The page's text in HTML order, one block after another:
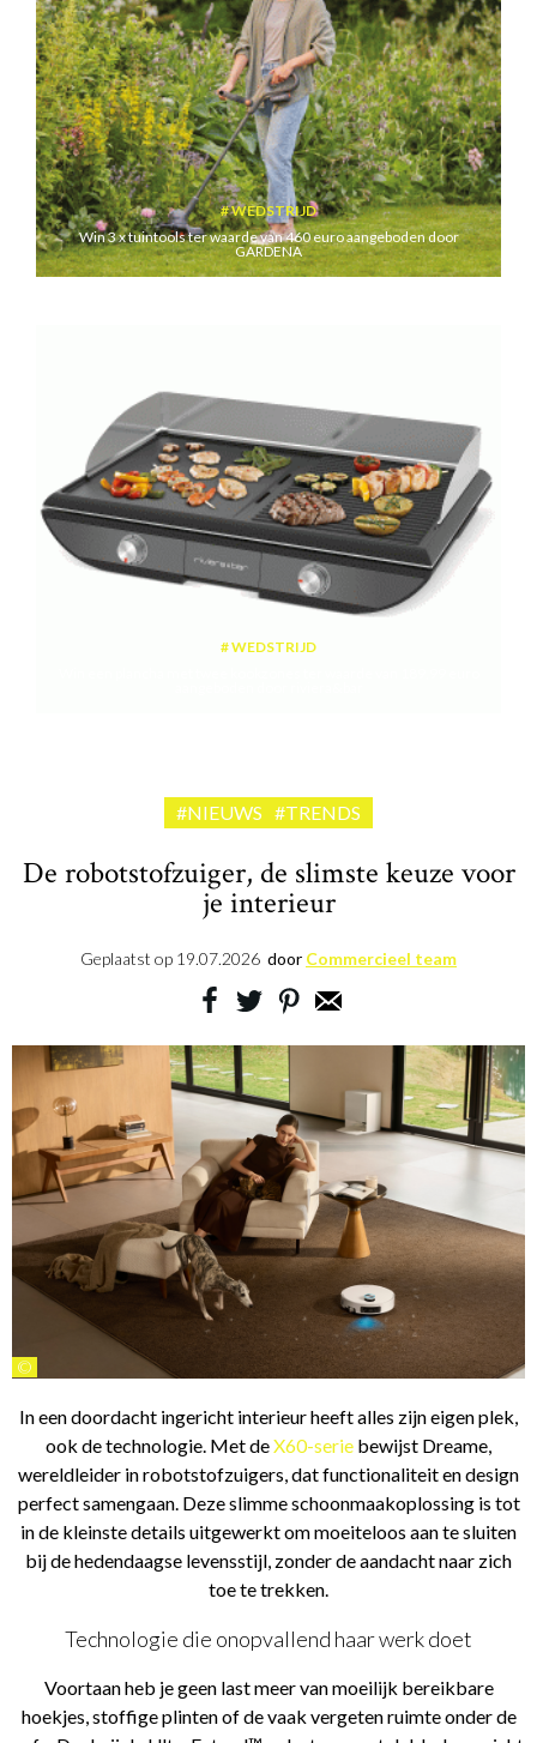
WEDSTRIJD
Win 3 x tuintools ter waarde van 460 euro aangeboden door
GARDENA
WEDSTRIJD
#NIEUWS #TRENDS
De robotstofzuiger, de slimste keuze voor
je interieur
Geplaatst op 19.07.2026 door Commercieel team
©
In een doordacht ingericht interieur heeft alles zijn eigen plek,
ook de technologie. Met deX60-serie bewijst Dreame,
wereldleider in robotstofzuigers, dat functionaliteit en design
perfect samengaan. Deze slimme schoonmaakoplossing is tot
in de kleinste details uitgewerkt om moeiteloos aan te sluiten
bij de hedendaagse levensstijl, zonder de aandacht naar zich
toe te trekken.
Technologie die onopvallend haar werk doet
Voortaan heb je geen last meer van moeilijk bereikbare
hoekjes, stoffige plinten of de vaak vergeten ruimte onder de